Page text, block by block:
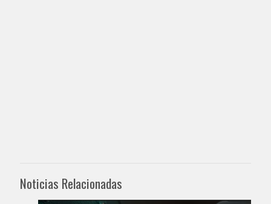
Noticias Relacionadas